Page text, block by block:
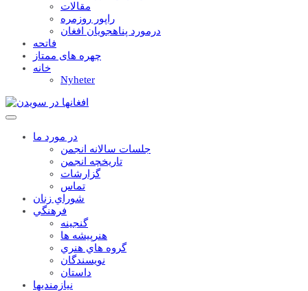
مقالات
راپور روزمره
درمورد پناهجويان افغان
فاتحه
چهره های ممتاز
خانه
Nyheter
در مورد ما
جلسات سالانه انجمن
تاریخچه انجمن
گزارشات
تماس
شوراي زنان
فرهنگي
گنجينه
هنرپيشه ها
گروه هاي هنري
نويسندگان
داستان
نيازمنديها